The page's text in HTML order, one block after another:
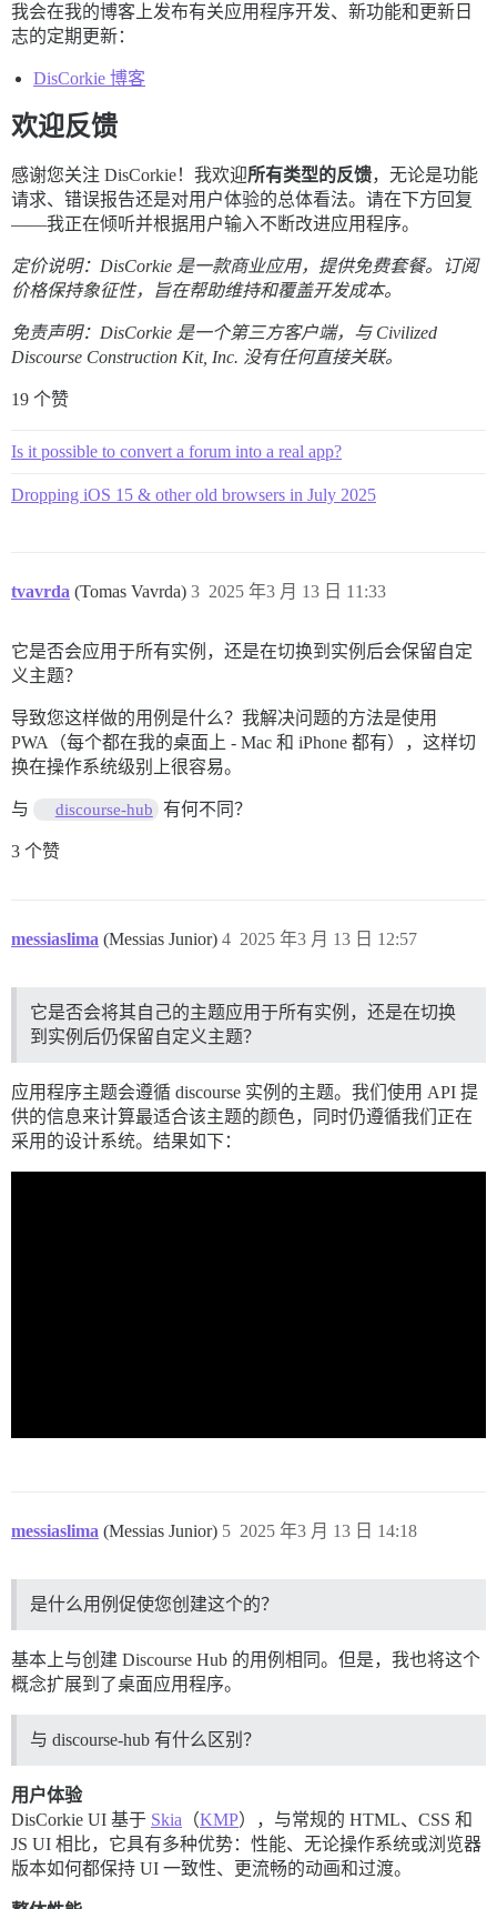
我会在我的博客上发布有关应用程序开发、新功能和更新日
志的定期更新：
DisCorkie 博客
欢迎反馈
感谢您关注 DisCorkie！我欢迎所有类型的反馈，无论是功能
请求、错误报告还是对用户体验的总体看法。请在下方回复
——我正在倾听并根据用户输入不断改进应用程序。
定价说明：DisCorkie 是一款商业应用，提供免费套餐。订阅
价格保持象征性，旨在帮助维持和覆盖开发成本。
免责声明：DisCorkie 是一个第三方客户端，与 Civilized
Discourse Construction Kit, Inc. 没有任何直接关联。
19 个赞
Is it possible to convert a forum into a real app?
Dropping iOS 15 & other old browsers in July 2025
tvavrda (Tomas Vavrda) 2025 年3 月 13 日 11:33
3
它是否会应用于所有实例，还是在切换到实例后会保留自定
义主题？
导致您这样做的用例是什么？我解决问题的方法是使用
PWA（每个都在我的桌面上 - Mac 和 iPhone 都有），这样切
换在操作系统级别上很容易。
与 discourse-hub 有何不同？
3 个赞
messiaslima (Messias Junior) 2025 年3 月 13 日 12:57
4
它是否会将其自己的主题应用于所有实例，还是在切换
到实例后仍保留自定义主题？
应用程序主题会遵循 discourse 实例的主题。我们使用 API 提
供的信息来计算最适合该主题的颜色，同时仍遵循我们正在
采用的设计系统。结果如下：
messiaslima (Messias Junior) 2025 年3 月 13 日 14:18
5
是什么用例促使您创建这个的？
基本上与创建 Discourse Hub 的用例相同。但是，我也将这个
概念扩展到了桌面应用程序。
与 discourse-hub 有什么区别？
用户体验
DisCorkie UI 基于 Skia （KMP），与常规的 HTML、CSS 和
JS UI 相比，它具有多种优势：性能、无论操作系统或浏览器
版本如何都保持 UI 一致性、更流畅的动画和过渡。